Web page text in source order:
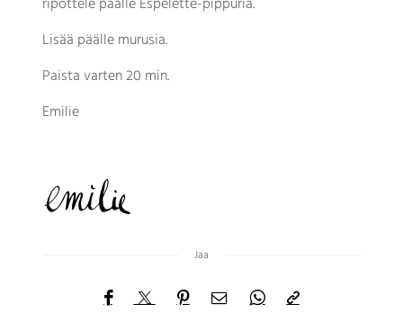
ripottele päälle Espelette-pippuria.
Lisää päälle murusia.
Paista varten 20 min.
Emilie
Jaa